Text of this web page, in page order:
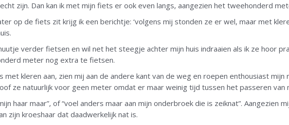
zijn. Dan kan ik met mijn fiets er ook even langs, aangezien het tweehonderd
op de fiets zit krijg ik een berichtje: ‘volgens mij stonden ze er wel, maar met
verder fietsen en wil net het steegje achter mijn huis indraaien als ik ze hoor
meter nog extra te fietsen.
met kleren aan, zien mij aan de andere kant van de weg en roepen enthousiast mijn
ze natuurlijk voor geen meter omdat er maar weinig tijd tussen het passeren van
haar maar”, of “voel anders maar aan mijn onderbroek die is zeiknat”.
zijn kroeshaar dat daadwerkelijk nat is.